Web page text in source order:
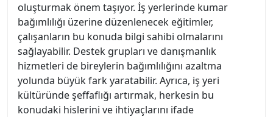
oluşturmak önem taşıyor. İş yerlerinde kumar
bağımlılığı üzerine düzenlenecek eğitimler,
çalışanların bu konuda bilgi sahibi olmalarını
sağlayabilir. Destek grupları ve danışmanlık
hizmetleri de bireylerin bağımlılığını azaltma
yolunda büyük fark yaratabilir. Ayrıca, iş yeri
kültüründe şeffaflığı artırmak, herkesin bu
konudaki hislerini ve ihtiyaçlarını ifade